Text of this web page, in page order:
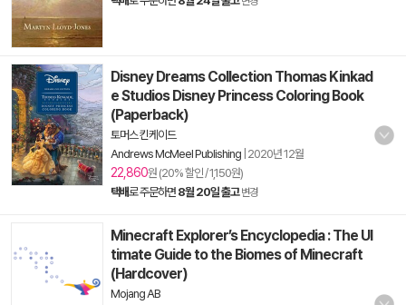
Disney Dreams Collection Thomas Kinkad
e Studios Disney Princess Coloring Book
(Paperback)
토머스 킨케이드
Andrews McMeel Publishing 2020년 12월
22,860원 (20% 할인 / 1,150원)
택배로 주문하면 8월 20일 출고 변경
Minecraft Explorer’s Encyclopedia : The Ul
timate Guide to the Biomes of Minecraft
(Hardcover)
Mojang AB